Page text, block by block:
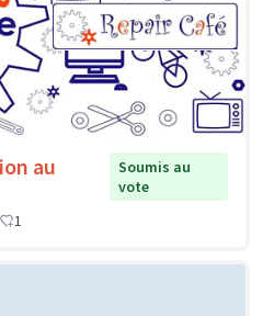
au
Soumis au
vote
1